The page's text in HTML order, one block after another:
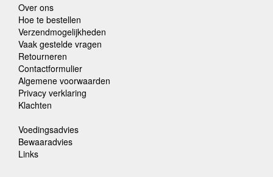
Over ons
Hoe te bestellen
Verzendmogelijkheden
Vaak gestelde vragen
Retourneren
Contactformulier
Algemene voorwaarden
Privacy verklaring
Klachten
Voedingsadvies
Bewaaradvies
Links